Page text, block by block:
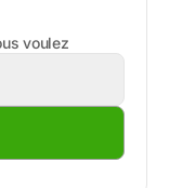
voulez